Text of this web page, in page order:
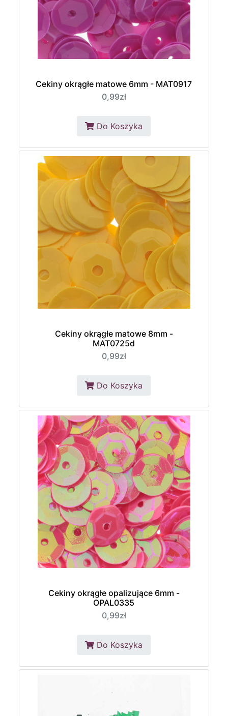
Cekiny okrągłe matowe 6mm - MAT0917
0,99zł
Do Koszyka
Cekiny okrągłe matowe 8mm -
MAT0725d
0,99zł
Do Koszyka
Cekiny okrągłe opalizujące 6mm -
OPAL0335
0,99zł
Do Koszyka